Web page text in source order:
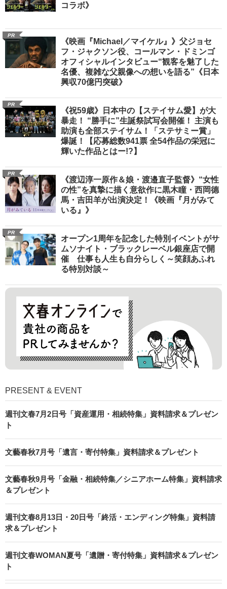
コラボ》
PR
《映画『Michael／マイケル』》父ジョセ
フ・ジャクソン役、コールマン・ドミンゴ
オフィシャルインタビュー“観客を魅了した
名優、複雑な父親像への想いを語る”《日本
興収70億円突破》
PR
《祝59歳》日本中の【ステイサム愛】が大
暴走！ “勝手に”生誕祭試写会開催！ 主演も
助演も全部ステイサム！「ステサミー賞」
爆誕！【応募総数941票 全54作品の栄冠に
輝いた作品とはー!?】
PR
《渡辺淳一原作＆娘・渡邉直子監督》“女性
の性”を真摯に描く意欲作に黒木瞳・西岡德
馬・吉田羊が出演決定！《映画『月がみて
いる』》
PR
オープン1周年を記念した特別イベントがサ
ムソナイト・ブラックレーベル銀座店で開
催 仕事も人生も自分らしく～笑顔あふれ
る特別対談～
PRESENT & EVENT
週刊文春7月2日号「資産運用・相続特集」資料請求＆プレゼン
ト
文藝春秋7月号「遺言・寄付特集」資料請求＆プレゼント
文藝春秋9月号「金融・相続特集／シニアホーム特集」資料請求
＆プレゼント
週刊文春8月13日・20日号「終活・エンディング特集」資料請
求＆プレゼント
週刊文春WOMAN夏号「遺贈・寄付特集」資料請求＆プレゼン
ト